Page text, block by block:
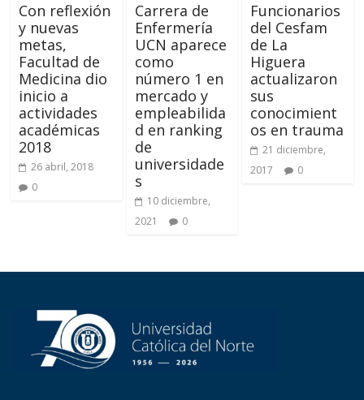
Con reflexión
y nuevas
metas,
Facultad de
Medicina dio
inicio a
actividades
académicas
2018
26 abril, 2018
0
Carrera de
Enfermería
UCN aparece
como
número 1 en
mercado y
empleabilida
d en ranking
de
universidade
s
10 diciembre,
2021
0
Funcionarios
del Cesfam
de La
Higuera
actualizaron
sus
conocimient
os en trauma
21 diciembre,
2017
0